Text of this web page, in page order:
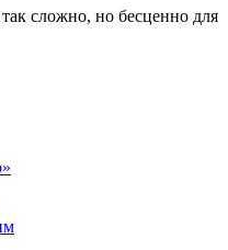
сложно, но бесценно для